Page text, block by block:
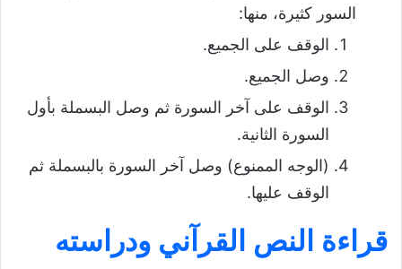
السور كثيرة، منها:
الوقف على الجميع.
وصل الجميع.
الوقف على آخر السورة ثم وصل البسملة بأول
السورة الثانية.
(الوجه الممنوع) وصل آخر السورة بالبسملة ثم
الوقف عليها.
قراءة النص القرآني ودراسته